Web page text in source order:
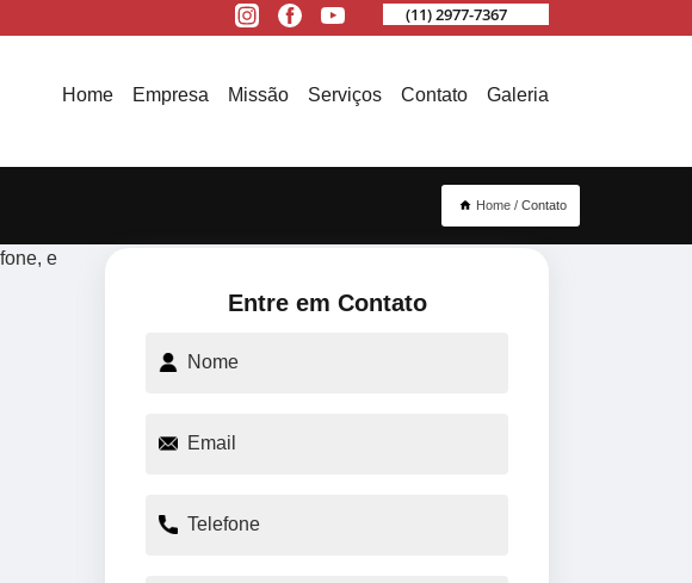
(11) 2977-7367
Home Empresa Missão Serviços Contato Galeria
Home Contato
e
Entre em Contato